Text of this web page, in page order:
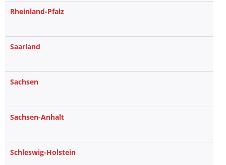
Rheinland-Pfalz
Saarland
Sachsen
Sachsen-Anhalt
Schleswig-Holstein